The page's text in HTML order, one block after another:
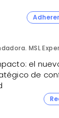
MSL
el
de